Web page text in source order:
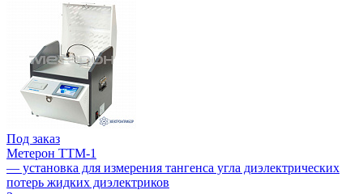
Под заказ
Метерон ТТМ-1
— установка для измерения тангенса угла диэлектрических
потерь жидких диэлектриков